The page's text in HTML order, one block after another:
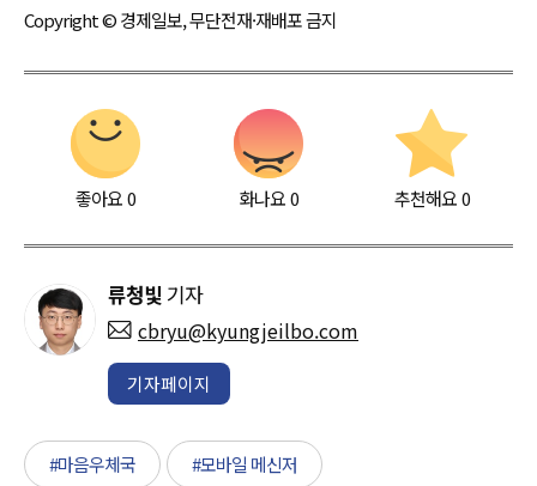
Copyright © 경제일보, 무단전재·재배포 금지
좋아요0 화나요0 추천해요 0
류청빛 기자
cbryu@kyungjeilbo.com
기자페이지
#마음우체국 #모바일 메신저